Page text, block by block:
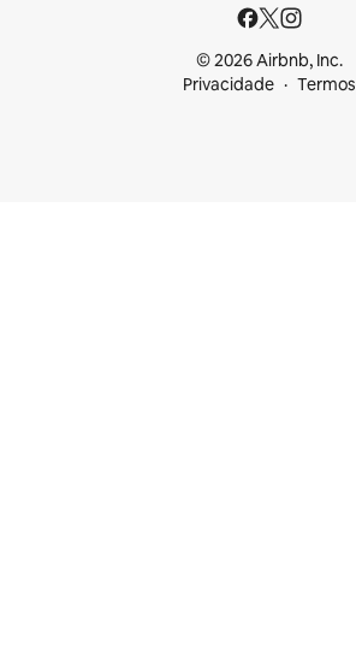
© 2026 Airbnb, Inc.
Privacidade
Termos